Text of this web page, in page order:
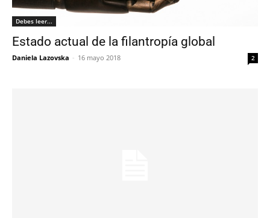
Debes leer...
Estado actual de la filantropía global
Daniela Lazovska - 16 mayo 2018 2